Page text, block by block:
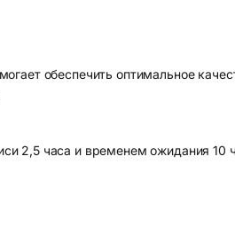
обеспечить оптимальное
2,5 часа и временем ожидания 10